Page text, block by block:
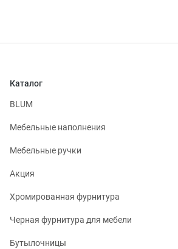
Каталог
BLUM
Мебельные наполнения
Мебельные ручки
Акция
Хромированная фурнитура
Черная фурнитура для мебели
Бутылочницы